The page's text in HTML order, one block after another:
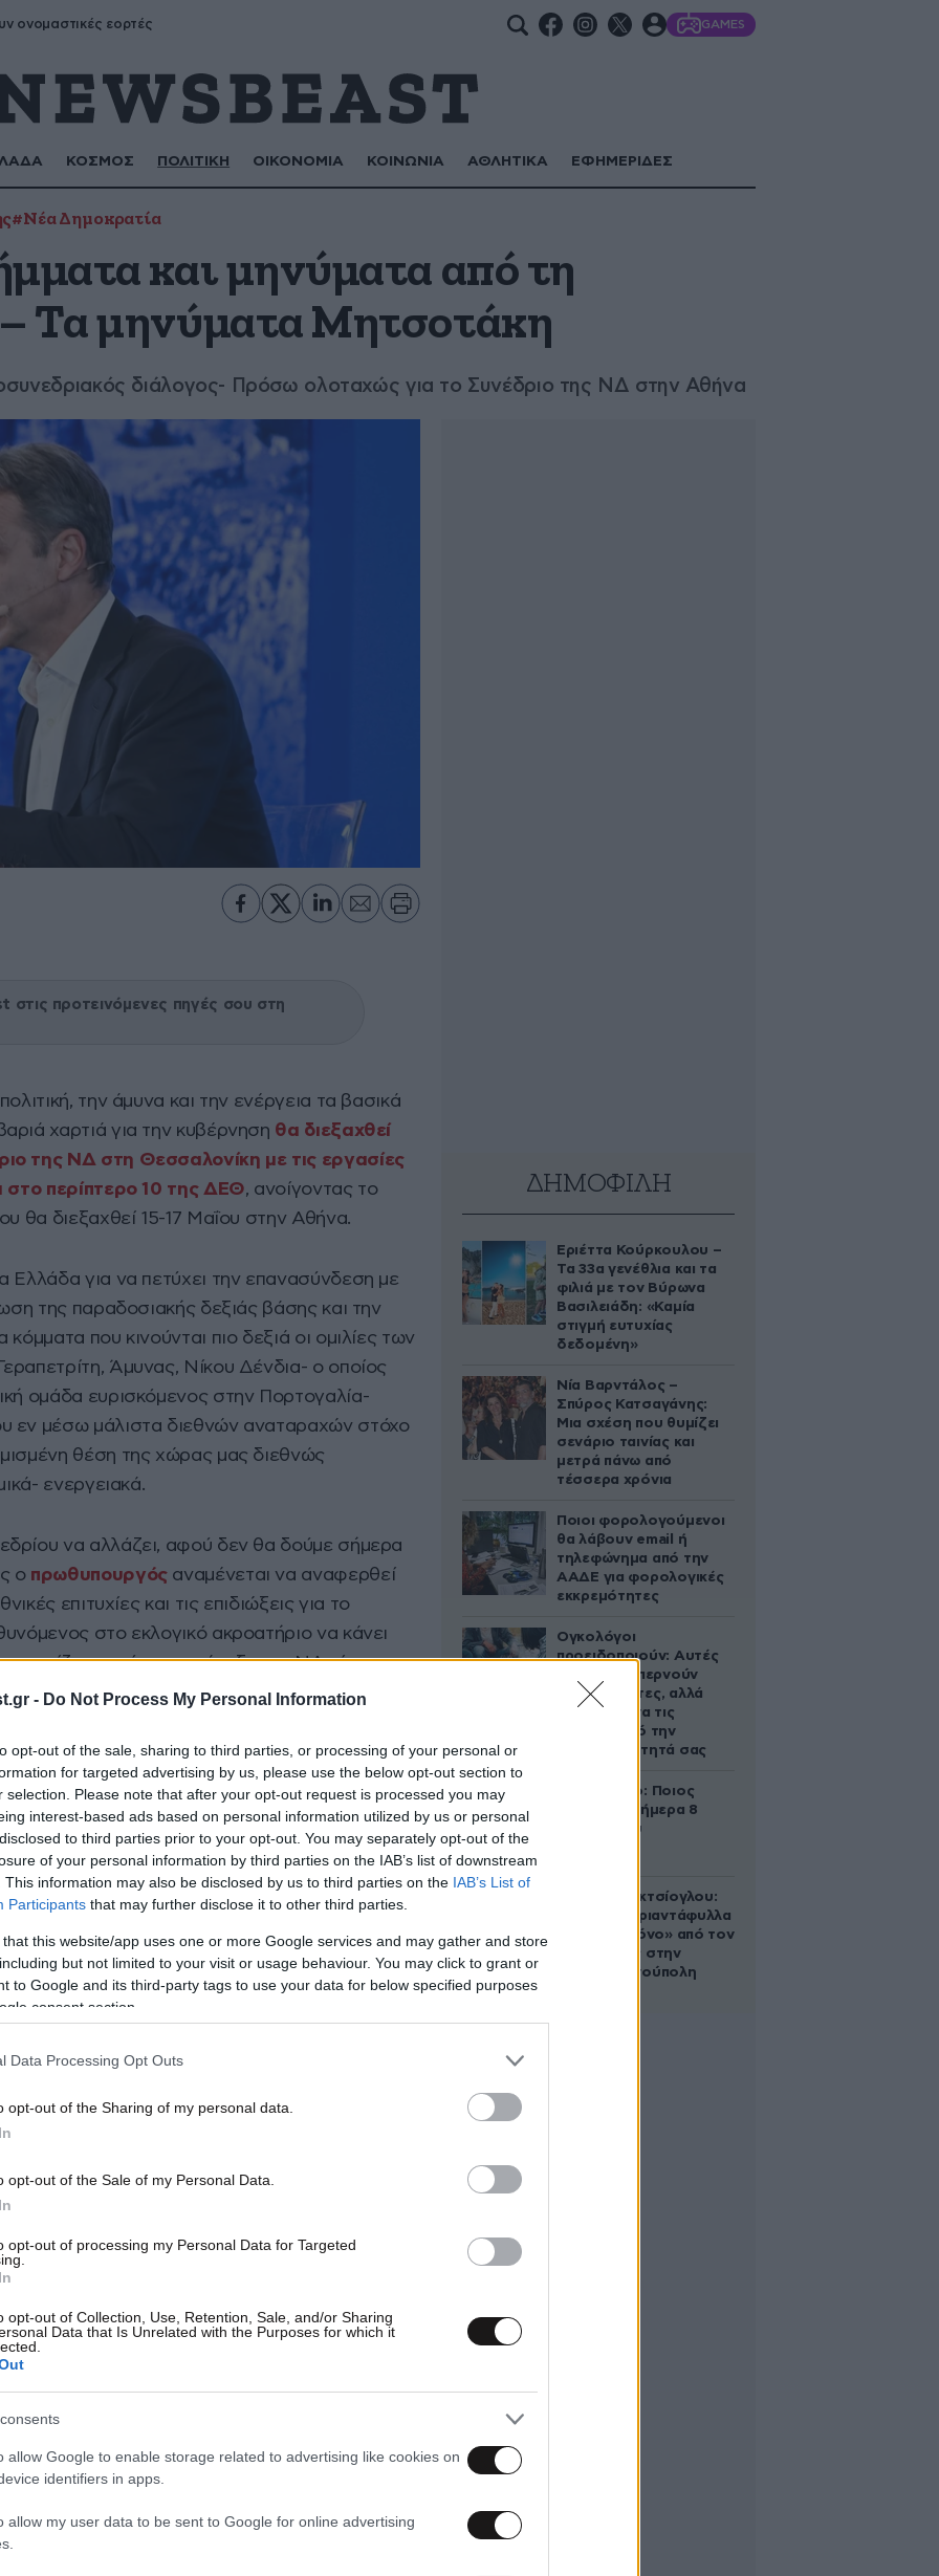
- Do Not Process My Personal Information
opt-out of the sale, sharing to third parties, or processing of your personal or
for targeted advertising by us, please use the below opt-out section to
selection. Please note that after your opt-out request is processed you may
interest-based ads based on personal information utilized by us or personal
to third parties prior to your opt-out. You may separately opt-out of the
of your personal information by third parties on the IAB’s list of downstream
This information may also be disclosed by us to third parties on the IAB’s List of
Participants that may further disclose it to other third parties.
that this website/app uses one or more Google services and may gather and store
but not limited to your visit or usage behaviour. You may click to grant or
to Google and its third-party tags to use your data for below specified purposes
consent section.
Data Processing Opt Outs
opt-out of the Sharing of my personal data.
opt-out of the Sale of my Personal Data.
opt-out of processing my Personal Data for Targeted
opt-out of Collection, Use, Retention, Sale, and/or Sharing
Data that Is Unrelated with the Purposes for which it
allow Google to enable storage related to advertising like cookies on
identifiers in apps.
allow my user data to be sent to Google for online advertising
ονομαστικές εορτές GAMES
ΚΟΣΜΟΣ ΠΟΛΙΤΙΚΗ ΟΙΚΟΝΟΜΙΑ ΚΟΙΝΩΝΙΑ ΑΘΛΗΤΙΚΑ ΕΦΗΜΕΡΙΔΕΣ
#Νέα Δημοκρατία
και μηνύματα από τη
Τα μηνύματα Μητσοτάκη
διάλογος- Πρόσω ολοταχώς για το Συνέδριο της ΝΔ στην Αθήνα
στις προτεινόμενες πηγές σου στη
την άμυνα και την ενέργεια τα βασικά
χαρτιά για την κυβέρνηση θα διεξαχθεί
της ΝΔ στη Θεσσαλονίκη με τις εργασίες
στο περίπτερο 10 της ΔΕΘ, ανοίγοντας το
θα διεξαχθεί 15-17 Μαΐου στην Αθήνα.
για να πετύχει την επανασύνδεση με
της παραδοσιακής δεξιάς βάσης και την
που κινούνται πιο δεξιά οι ομιλίες των
Άμυνας, Νίκου Δένδια- ο οποίος
ομάδα ευρισκόμενος στην Πορτογαλία-
εν μέσω μάλιστα διεθνών αναταραχών στόχο
θέση της χώρας μας διεθνώς
ενεργειακά.
να αλλάζει, αφού δεν θα δούμε σήμερα
ο πρωθυπουργόςαναμένεται να αναφερθεί
επιτυχίες και τις επιδιώξεις για το
στο εκλογικό ακροατήριο να κάνει
τονίζοντας ότι η παράταξη της ΝΔ είναι η
γεγονός που αποδεικνύεται στην πράξη,
της ευθύνης, ενώ θα καλέσει άπαντες
οι πολίτες ότι
μονόδρομο αλλά και εχέγγυο σταθερότητας
ΔΗΜΟΦΙΛΗ
Εριέττα Κούρκουλου –
Τα 33α γενέθλια και τα
φιλιά με τον Βύρωνα
Βασιλειάδη: «Καμία
στιγμή ευτυχίας
δεδομένη»
Νία Βαρντάλος –
Σπύρος Κατσαγάνης:
Μια σχέση που θυμίζει
σενάριο ταινίας και
μετρά πάνω από
τέσσερα χρόνια
Ποιοι φορολογούμενοι
θα λάβουν email ή
τηλεφώνημα από την
ΑΑΔΕ για φορολογικές
εκκρεμότητες
Ογκολόγοι
προειδοποιούν: Αυτές
οι τροφές, περνούν
απαρατήρητες, αλλά
καλό είναι να τις
βγάλετε από την
καθημερινότητά σας
Εορτολόγιο: Ποιος
γιορτάζει σήμερα 8
Αυγούστου
Μαρία Εκμεκτσίογλου:
«17 λευκά τριαντάφυλλα
για έναν χρόνο» από τον
σύζυγό της στην
Κωνσταντινούπολη